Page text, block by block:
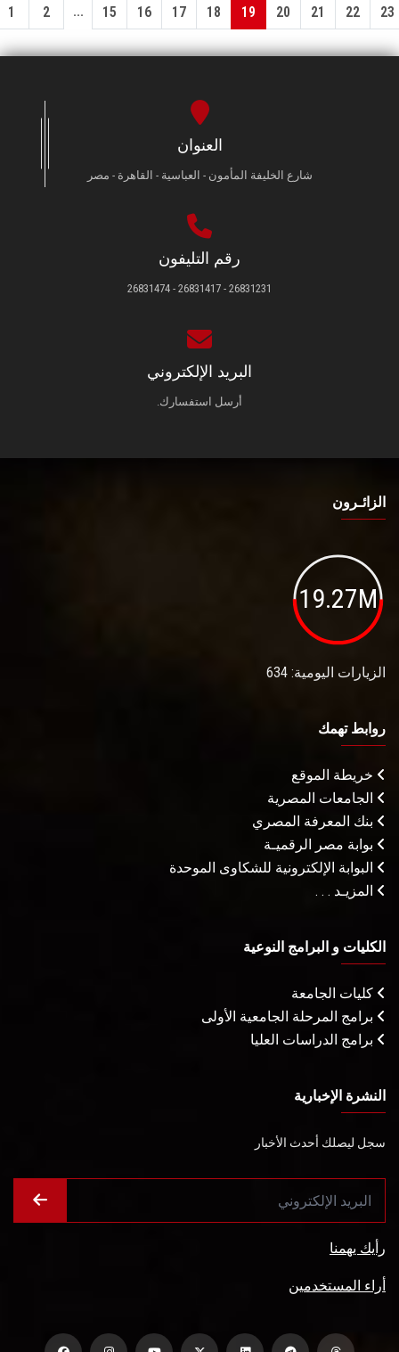
1 2 ... 15 16 17 18 19 20 21 22 23
العنوان
شارع الخليفة المأمون - العباسية - القاهرة - مصر
رقم التليفون
26831231 - 26831417 - 26831474
البريد الإلكتروني
أرسل استفسارك.
الزائـرون
19.27M
الزيارات اليومية: 634
روابط تهمك
خريطة الموقع
الجامعات المصرية
بنك المعرفة المصري
بوابة مصر الرقميـة
البوابة الإلكترونية للشكاوى الموحدة
المزيـد . . .
الكليات و البرامج النوعية
كليات الجامعة
برامج المرحلة الجامعية الأولى
برامج الدراسات العليا
النشرة الإخبارية
سجل ليصلك أحدث الأخبار
رأيك يهمنا
أراء المستخدمين